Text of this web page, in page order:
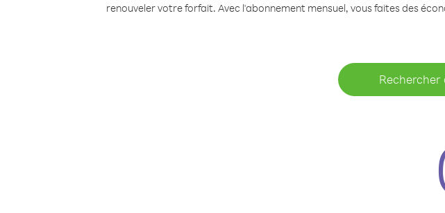
renouveler votre forfait. Avec l'abonnement mensuel, vous faites des
Rechercher